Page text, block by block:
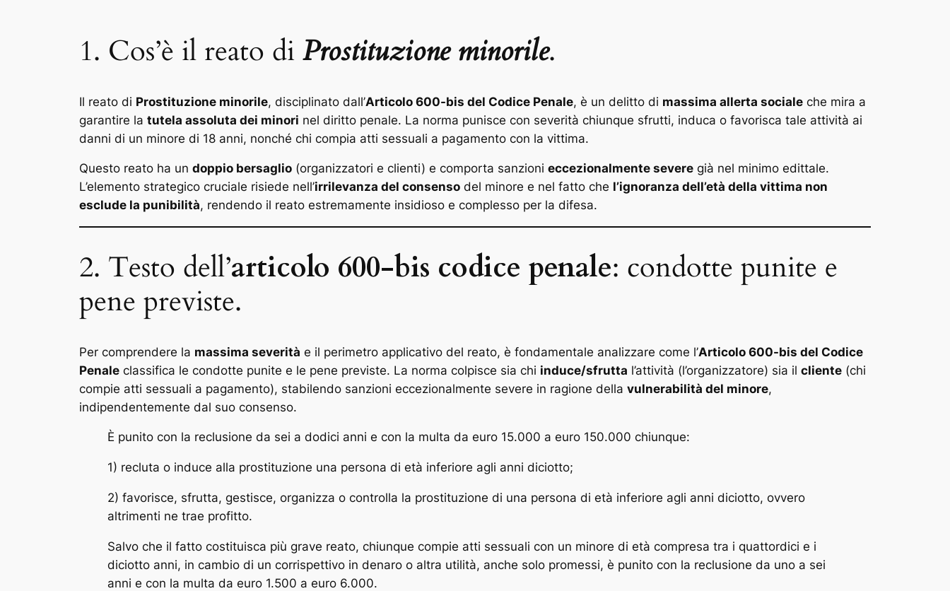
1. Cos’è il reato di Prostituzione minorile.
Il reato di Prostituzione minorile, disciplinato dall’Articolo 600-bis del Codice Penale, è un delitto di massima allerta sociale che mira a
garantire la tutela assoluta dei minori nel diritto penale. La norma punisce con severità chiunque sfrutti, induca o favorisca tale attività ai
danni di un minore di 18 anni, nonché chi compia atti sessuali a pagamento con la vittima.
Questo reato ha un doppio bersaglio (organizzatori e clienti) e comporta sanzioni eccezionalmente severe già nel minimo edittale.
L’elemento strategico cruciale risiede nell’irrilevanza del consenso del minore e nel fatto che l’ignoranza dell’età della vittima non
esclude la punibilità, rendendo il reato estremamente insidioso e complesso per la difesa.
2. Testo dell’articolo 600-bis codice penale: condotte punite e
pene previste.
Per comprendere la massima severità e il perimetro applicativo del reato, è fondamentale analizzare come l’Articolo 600-bis del Codice
Penale classifica le condotte punite e le pene previste. La norma colpisce sia chi induce/sfrutta l’attività (l’organizzatore) sia il cliente (chi
compie atti sessuali a pagamento), stabilendo sanzioni eccezionalmente severe in ragione della vulnerabilità del minore,
indipendentemente dal suo consenso.
È punito con la reclusione da sei a dodici anni e con la multa da euro 15.000 a euro 150.000 chiunque:
1) recluta o induce alla prostituzione una persona di età inferiore agli anni diciotto;
2) favorisce, sfrutta, gestisce, organizza o controlla la prostituzione di una persona di età inferiore agli anni diciotto, ovvero
altrimenti ne trae profitto.
Salvo che il fatto costituisca più grave reato, chiunque compie atti sessuali con un minore di età compresa tra i quattordici e i
diciotto anni, in cambio di un corrispettivo in denaro o altra utilità, anche solo promessi, è punito con la reclusione da uno a sei
anni e con la multa da euro 1.500 a euro 6.000.